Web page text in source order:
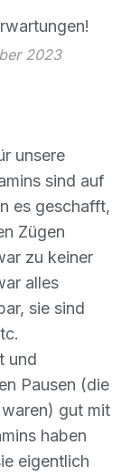
2023
unsere
sind auf
es geschafft,
Zügen
zu keiner
alles
sie sind
und
Pausen (die
gut mit
haben
eigentlich